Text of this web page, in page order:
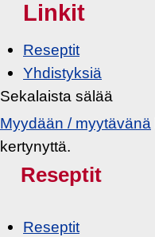
Linkit
Reseptit
Yhdistyksiä
Sekalaista sälää
Myydään / myytävänä
kertynyttä.
Reseptit
Reseptit